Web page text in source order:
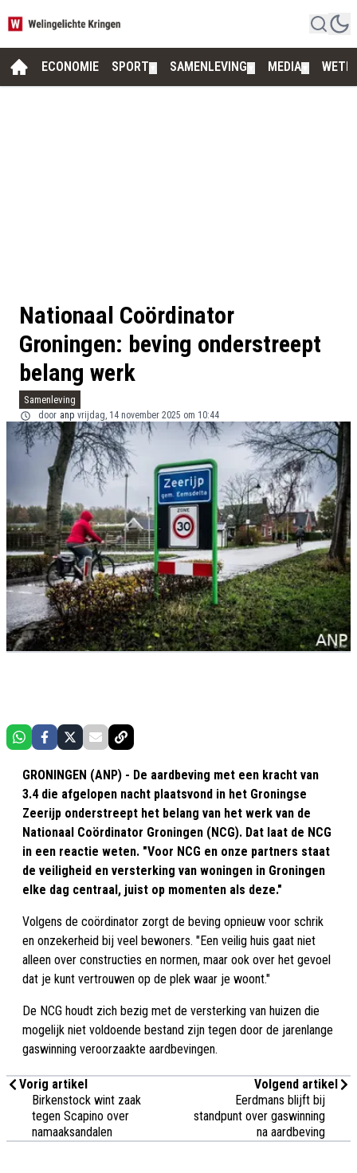
ECONOMIE SPORT SAMENLEVING MEDIA
Nationaal Coördinator
Groningen: beving onderstreept
belang werk
Samenleving
door anp vrijdag, 14 november 2025 om 10:44
GRONINGEN (ANP) - De aardbeving met een kracht van
3.4 die afgelopen nacht plaatsvond in het Groningse
Zeerijp onderstreept het belang van het werk van de
Nationaal Coördinator Groningen (NCG). Dat laat de NCG
in een reactie weten. "Voor NCG en onze partners staat
de veiligheid en versterking van woningen in Groningen
elke dag centraal, juist op momenten als deze."
Volgens de coördinator zorgt de beving opnieuw voor schrik
en onzekerheid bij veel bewoners. "Een veilig huis gaat niet
alleen over constructies en normen, maar ook over het gevoel
dat je kunt vertrouwen op de plek waar je woont."
De NCG houdt zich bezig met de versterking van huizen die
mogelijk niet voldoende bestand zijn tegen door de jarenlange
gaswinning veroorzaakte aardbevingen.
Vorig artikel
Birkenstock wint zaak
tegen Scapino over
namaaksandalen
Volgend artikel
Eerdmans blijft bij
standpunt over gaswinning
na aardbeving